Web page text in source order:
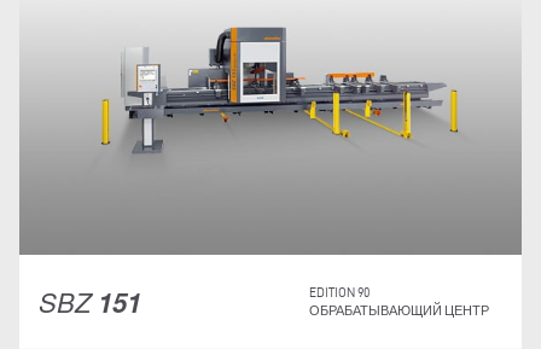
SBZ 151
EDITION 90
ОБРАБАТЫВАЮЩИЙ ЦЕНТР